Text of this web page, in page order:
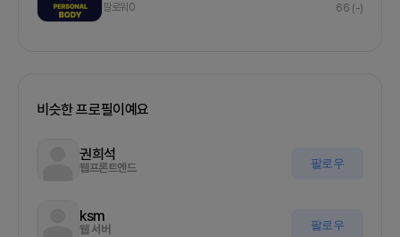
팔로워 0 66 (-)
비슷한 프로필이예요
권희석
웹프론트엔드 팔로우
ksm
웹 서버 팔로우